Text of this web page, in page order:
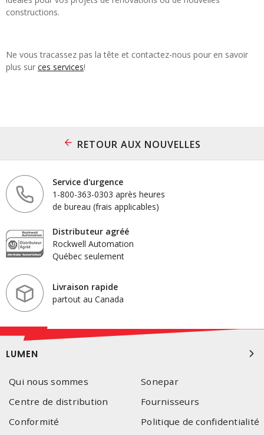
constructions.
Ne vous tracassez pas la tête et contactez-nous pour en savoir
plus sur ces services!
RETOUR AUX NOUVELLES
Service d'urgence
1-800-363-0303 après heures
de bureau (frais applicables)
Distributeur agréé
Rockwell Automation
Québec seulement
Livraison rapide
partout au Canada
LUMEN
Qui nous sommes
Sonepar
Centre de distribution
Fournisseurs
Conformité
Politique de confidentialité